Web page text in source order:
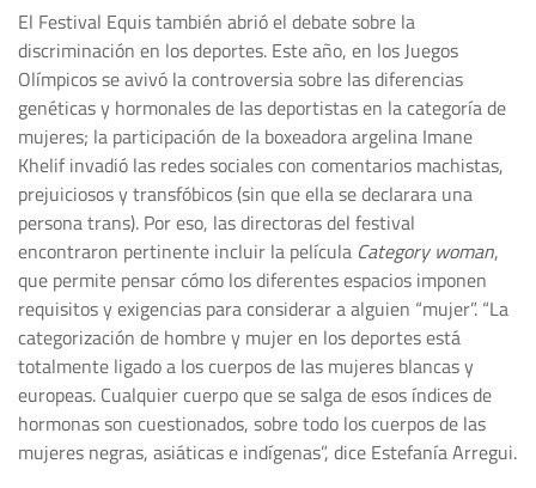
El Festival Equis también abrió el debate sobre la
discriminación en los deportes. Este año, en los Juegos
Olímpicos se avivó la controversia sobre las diferencias
genéticas y hormonales de las deportistas en la categoría de
mujeres; la participación de la boxeadora argelina Imane
Khelif invadió las redes sociales con comentarios machistas,
prejuiciosos y transfóbicos (sin que ella se declarara una
persona trans). Por eso, las directoras del festival
encontraron pertinente incluir la película Category woman,
que permite pensar cómo los diferentes espacios imponen
requisitos y exigencias para considerar a alguien “mujer”. “La
categorización de hombre y mujer en los deportes está
totalmente ligado a los cuerpos de las mujeres blancas y
europeas. Cualquier cuerpo que se salga de esos índices de
hormonas son cuestionados, sobre todo los cuerpos de las
mujeres negras, asiáticas e indígenas”, dice Estefanía Arregui.